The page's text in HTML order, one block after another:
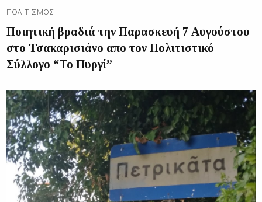
ΠΟΛΙΤΙΣΜΌΣ
Ποιητική βραδιά την Παρασκευή 7 Αυγούστου
στο Τσακαρισιάνο απο τον Πολιτιστικό
Σύλλογο “Το Πυργί”